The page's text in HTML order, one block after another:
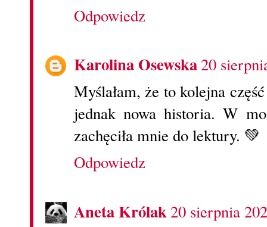
Odpowiedz
Karolina Osewska20
Myślałam, że to kolejna
jednak nowa historia. W
zachęciła mnie do lektury. 💚
Odpowiedz
Aneta Królak20 sierpnia